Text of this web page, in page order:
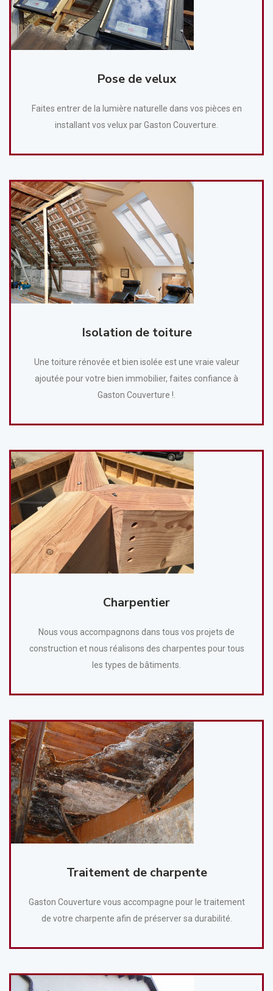
Pose de velux
Faites entrer de la lumière naturelle dans vos pièces en
installant vos velux par Gaston Couverture.
Isolation de toiture
Une toiture rénovée et bien isolée est une vraie valeur
ajoutée pour votre bien immobilier, faites confiance à
Gaston Couverture !.
Charpentier
Nous vous accompagnons dans tous vos projets de
construction et nous réalisons des charpentes pour tous
les types de bâtiments.
Traitement de charpente
Gaston Couverture vous accompagne pour le traitement
de votre charpente afin de préserver sa durabilité.